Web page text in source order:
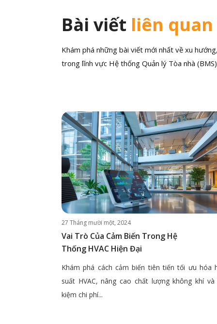
Bài viết liên quan
Khám phá những bài viết mới nhất về xu
trong lĩnh vực Hệ thống Quản lý Tòa nhà
27 Tháng mười một, 2024
Vai Trò Của Cảm Biến Trong Hệ
Thống HVAC Hiện Đại
Khám phá cách cảm biến tiên tiến tối ưu hóa
suất HVAC, nâng cao chất lượng không khí
kiệm chi phí...